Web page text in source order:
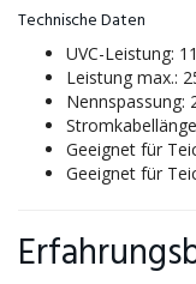
Technische Daten
UVC-Leistung:
Leistung max.:
Nennspassung:
Geeignet für
Geeignet für